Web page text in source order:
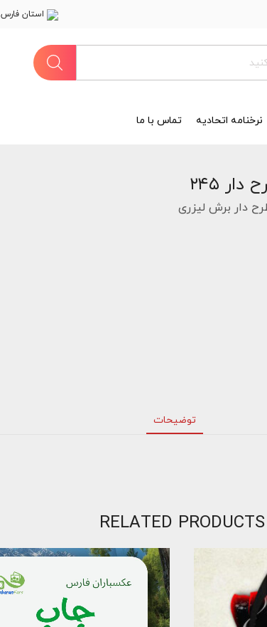
استان فارس
نرخنامه اتحادیه تماس با ما
۲۴۵
دار برش لیزری
توضیحات
RELATED PRODUCTS